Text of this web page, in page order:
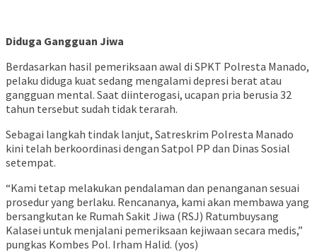
Diduga Gangguan Jiwa
Berdasarkan hasil pemeriksaan awal di SPKT Polresta Manado,
pelaku diduga kuat sedang mengalami depresi berat atau
gangguan mental. Saat diinterogasi, ucapan pria berusia 32
tahun tersebut sudah tidak terarah.
Sebagai langkah tindak lanjut, Satreskrim Polresta Manado
kini telah berkoordinasi dengan Satpol PP dan Dinas Sosial
setempat.
“Kami tetap melakukan pendalaman dan penanganan sesuai
prosedur yang berlaku. Rencananya, kami akan membawa yang
bersangkutan ke Rumah Sakit Jiwa (RSJ) Ratumbuysang
Kalasei untuk menjalani pemeriksaan kejiwaan secara medis,”
pungkas Kombes Pol. Irham Halid. (yos)